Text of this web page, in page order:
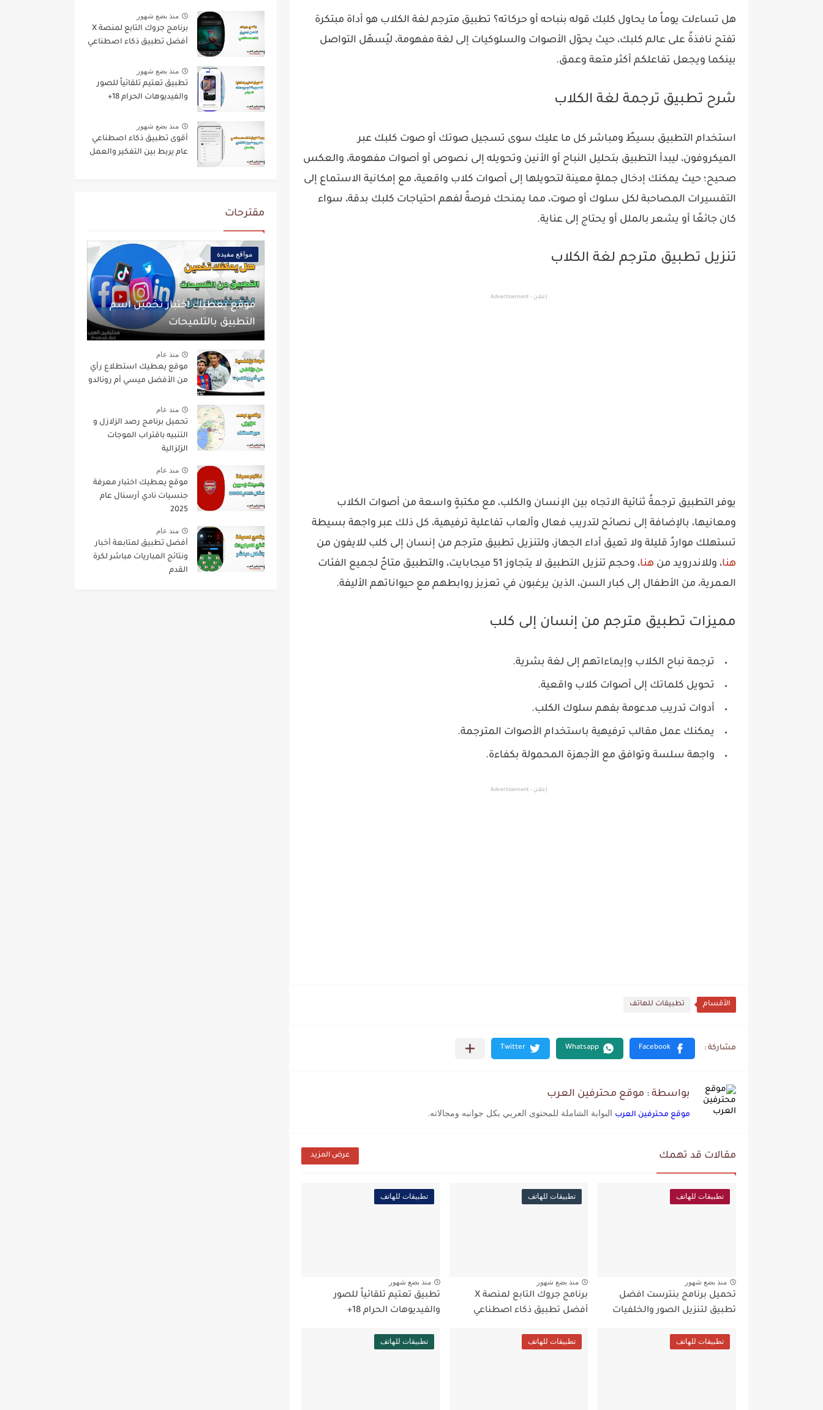
هل تساءلت يوماً ما يحاول كلبك قوله بنباحه أو حركاته؟ تطبيق مترجم لغة الكلاب هو أداة مبتكرة
تفتح نافذةً على عالم كلبك، حيث يحوّل الأصوات والسلوكيات إلى لغة مفهومة، ليُسهّل التواصل
بينكما ويجعل تفاعلكم أكثر متعة وعمق.
شرح تطبيق ترجمة لغة الكلاب
استخدام التطبيق بسيطٌ ومباشر كل ما عليك سوى تسجيل صوتك أو صوت كلبك عبر
الميكروفون، ليبدأ التطبيق بتحليل النباح أو الأنين وتحويله إلى نصوص أو أصوات مفهومة، والعكس
صحيح؛ حيث يمكنك إدخال جملةٍ معينة لتحويلها إلى أصوات كلاب واقعية، مع إمكانية الاستماع إلى
التفسيرات المصاحبة لكل سلوك أو صوت، مما يمنحك فرصةً لفهم احتياجات كلبك بدقة، سواء
كان جائعًا أو يشعر بالملل أو يحتاج إلى عناية.
تنزيل تطبيق مترجم لغة الكلاب
إعلان - Advertisement
يوفر التطبيق ترجمةً ثنائية الاتجاه بين الإنسان والكلب، مع مكتبةٍ واسعة من أصوات الكلاب
ومعانيها، بالإضافة إلى نصائح لتدريب فعال وألعاب تفاعلية ترفيهية، كل ذلك عبر واجهة بسيطة
تستهلك مواردً قليلة ولا تعيق أداء الجهاز، ولتنزيل تطبيق مترجم من إنسان إلى كلب للايفون من
هنا، وللاندرويد من هنا
، وحجم تنزيل التطبيق لا يتجاوز 51 ميجابايت، والتطبيق متاحٌ لجميع الفئات
العمرية، من الأطفال إلى كبار السن، الذين يرغبون في تعزيز روابطهم مع حيواناتهم الأليفة.
مميزات تطبيق مترجم من إنسان إلى كلب
ترجمة نباح الكلاب وإيماءاتهم إلى لغة بشرية.
تحويل كلماتك إلى أصوات كلاب واقعية.
أدوات تدريب مدعومة بفهم سلوك الكلب.
يمكنك عمل مقالب ترفيهية باستخدام الأصوات المترجمة.
واجهة سلسة وتوافق مع الأجهزة المحمولة بكفاءة.
إعلان - Advertisement
الأقسام تطبيقات للهاتف
بواسطة : موقع محترفين العرب
موقع محترفين العرب البوابة الشاملة للمحتوى العربي بكل جوانبه ومجالاته.
مقالات قد تهمك عرض المزيد
تطبيقات للهاتف
منذ بضع شهور
تحميل برنامج بنترست افضل
تطبيق لتنزيل الصور والخلفيات
تطبيقات للهاتف
منذ بضع شهور
برنامج جروك التابع لمنصة X
أفضل تطبيق ذكاء اصطناعي
تطبيقات للهاتف
منذ بضع شهور
تطبيق تعتيم تلقائياً للصور
والفيديوهات الحرام 18+
تطبيقات للهاتف تطبيقات للهاتف تطبيقات للهاتف
منذ بضع شهور
برنامج جروك التابع لمنصة X
أفضل تطبيق ذكاء اصطناعي
منذ بضع شهور
تطبيق تعتيم تلقائياً للصور
والفيديوهات الحرام 18+
منذ بضع شهور
أقوى تطبيق ذكاء اصطناعي
عام يربط بين التفكير والعمل
مقترحات
مواقع مفيدة
منذ عام
موقع يعطيك اختبار تخمين اسم
التطبيق بالتلميحات
منذ عام
موقع يعطيك استطلاع رأي
من الأفضل ميسي أم رونالدو
منذ عام
تحميل برنامج رصد الزلازل و
التنبيه باقتراب الموجات
الزلزالية
منذ عام
موقع يعطيك اختبار معرفة
جنسيات نادي أرسنال عام
2025
منذ عام
أفضل تطبيق لمتابعة أخبار
ونتائج المباريات مباشر لكرة
القدم